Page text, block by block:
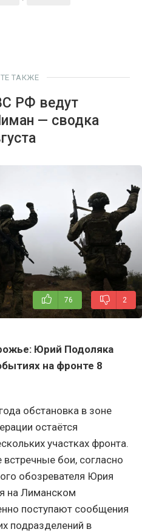
ТАКЖЕ
РФ ведут
— сводка
76 2
Юрий Подоляка
на фронте 8
обстановка в зоне
остаётся
участках фронта.
бои, согласно
обозревателя Юрия
на Лиманском
поступают сообщения
подразделений в